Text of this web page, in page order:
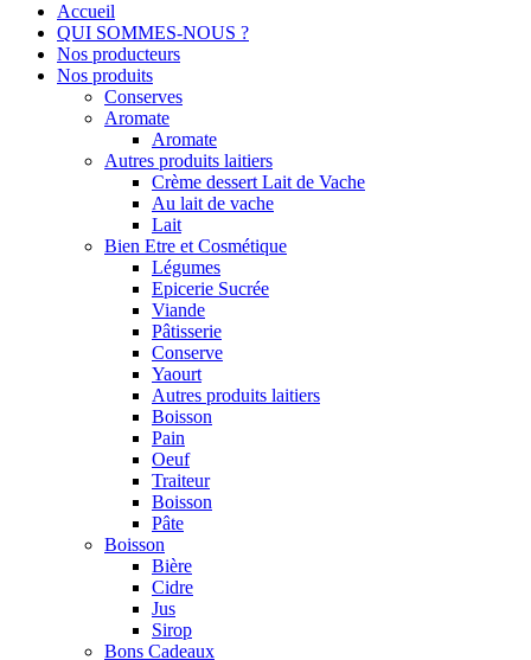
Accueil
QUI SOMMES-NOUS ?
Nos producteurs
Nos produits
Conserves
Aromate
Aromate
Autres produits laitiers
Crème dessert Lait de Vache
Au lait de vache
Lait
Bien Etre et Cosmétique
Légumes
Epicerie Sucrée
Viande
Pâtisserie
Conserve
Yaourt
Autres produits laitiers
Boisson
Pain
Oeuf
Traiteur
Boisson
Pâte
Boisson
Bière
Cidre
Jus
Sirop
Bons Cadeaux